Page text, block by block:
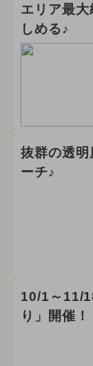
エリア最
しめる♪
抜群の透
ーチ♪
10/1～11/
り」開催！